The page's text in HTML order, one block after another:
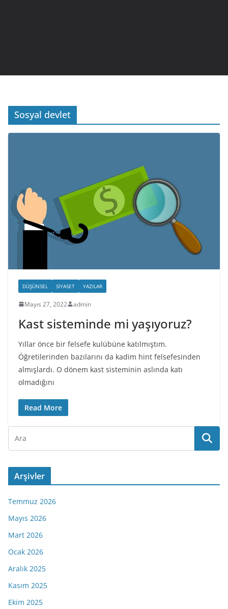
Sosyal devlet
DÜŞÜNSEL SIYASET YAZILAR
Mayıs 27, 2022 admin
Kast sisteminde mi yaşıyoruz?
Yıllar önce bir felsefe kulübüne katılmıştım.
Öğretilerinden bazılarını da kadim hint felsefesinden
almışlardı. O dönem kast sisteminin aslında katı
olmadığını
Read More
Arşivler
Temmuz 2026
Mayıs 2026
Mart 2026
Ocak 2026
Aralık 2025
Kasım 2025
Ekim 2025